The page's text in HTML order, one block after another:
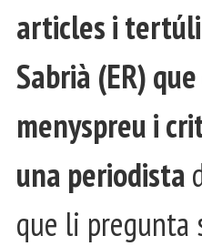
articles i
Sabrià (ER)
menyspreu i
una periodista
que li pregunta